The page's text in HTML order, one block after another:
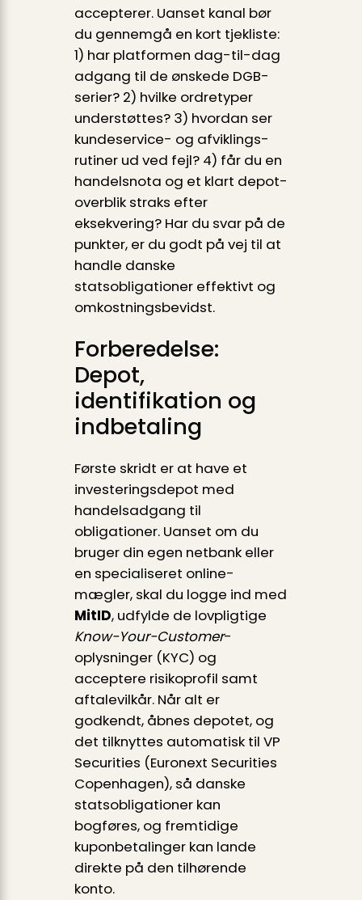
accepterer. Uanset kanal bør
du gennemgå en kort tjekliste:
1) har platformen dag-til-dag
adgang til de ønskede DGB-
serier? 2) hvilke ordretyper
understøttes? 3) hvordan ser
kundeservice- og afviklings­
rutiner ud ved fejl? 4) får du en
handelsnota og et klart depot­
overblik straks efter
eksekvering? Har du svar på de
punkter, er du godt på vej til at
handle danske
statsobligationer effektivt og
omkostnings­bevidst.
Forberedelse:
Depot,
identifikation og
indbetaling
Første skridt er at have et
investeringsdepot med
handelsadgang til
obligationer. Uanset om du
bruger din egen netbank eller
en specialiseret online-
mægler, skal du logge ind med
MitID, udfylde de lovpligtige
Know-Your-Customer-
oplysninger (KYC) og
acceptere risikoprofil samt
aftalevilkår. Når alt er
godkendt, åbnes depotet, og
det tilknyttes automatisk til VP
Securities (Euronext Securities
Copenhagen), så danske
statsobligationer kan
bogføres, og fremtidige
kuponbetalinger kan lande
direkte på den tilhørende
konto.